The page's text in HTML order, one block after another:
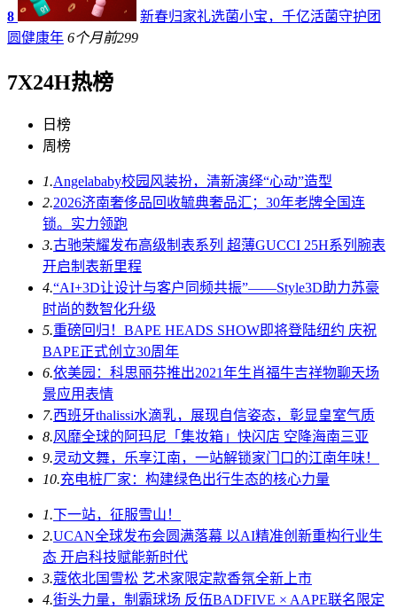
8
新春归家礼选菌小宝，千亿活菌守护团
圆健康年 6个月前299
7X24H热榜
日榜
周榜
1.Angelababy校园风装扮，清新演绎“心动”造型
2.2026济南奢侈品回收毓典奢品汇；30年老牌全国连
锁。实力领跑
3.古驰荣耀发布高级制表系列 超薄GUCCI 25H系列腕表
开启制表新里程
4.“AI+3D让设计与客户同频共振”——Style3D助力苏豪
时尚的数智化升级
5.重磅回归！BAPE HEADS SHOW即将登陆纽约 庆祝
BAPE正式创立30周年
6.依美园：科思丽芬推出2021年生肖福牛吉祥物聊天场
景应用表情
7.西班牙thalissi水滴乳，展现自信姿态，彰显皇室气质
8.风靡全球的阿玛尼「集妆箱」快闪店 空降海南三亚
9.灵动文舞，乐享江南，一站解锁家门口的江南年味！
10.充电桩厂家：构建绿色出行生态的核心力量
1.下一站，征服雪山！
2.UCAN全球发布会圆满落幕 以AI精准创新重构行业生
态 开启科技赋能新时代
3.蔻依北国雪松 艺术家限定款香氛全新上市
4.街头力量，制霸球场 反伍BADFIVE × AAPE联名限定